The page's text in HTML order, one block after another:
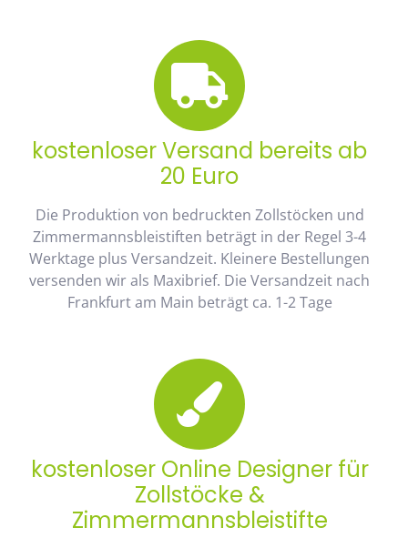
kostenloser Versand bereits ab
20 Euro
Die Produktion von bedruckten Zollstöcken und
Zimmermannsbleistiften beträgt in der Regel 3-4
Werktage plus Versandzeit. Kleinere Bestellungen
versenden wir als Maxibrief. Die Versandzeit nach
Frankfurt am Main beträgt ca. 1-2 Tage
kostenloser Online Designer für
Zollstöcke &
Zimmermannsbleistifte